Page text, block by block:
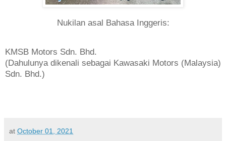
Nukilan asal Bahasa Inggeris:
KMSB Motors Sdn. Bhd.
(Dahulunya dikenali sebagai Kawasaki Motors (Malaysia)
Sdn. Bhd.)
at October 01, 2021